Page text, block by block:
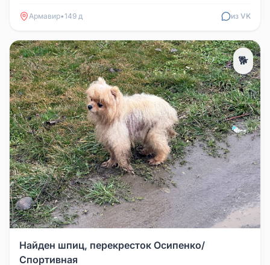
Армавир•149 д из VK
🐕
Найден шпиц, перекресток Осипенко/
Спортивная